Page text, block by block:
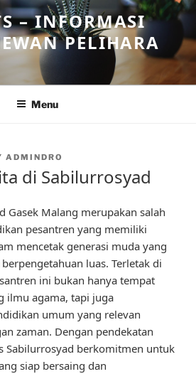
– INFORMASI
PELIHARA
Menu
ADMINDRO
di Sabilurrosyad
Gasek Malang merupakan salah
pesantren yang memiliki
mencetak generasi muda yang
luas. Terletak di
ini bukan hanya tempat
ilmu agama, tapi juga
umum yang relevan
zaman. Dengan pendekatan
Sabilurrosyad berkomitmen untuk
siap bersaing dan